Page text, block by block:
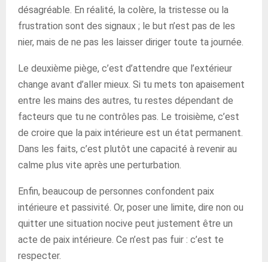
désagréable. En réalité, la colère, la tristesse ou la
frustration sont des signaux ; le but n’est pas de les
nier, mais de ne pas les laisser diriger toute ta journée.
Le deuxième piège, c’est d’attendre que l’extérieur
change avant d’aller mieux. Si tu mets ton apaisement
entre les mains des autres, tu restes dépendant de
facteurs que tu ne contrôles pas. Le troisième, c’est
de croire que la paix intérieure est un état permanent.
Dans les faits, c’est plutôt une capacité à revenir au
calme plus vite après une perturbation.
Enfin, beaucoup de personnes confondent paix
intérieure et passivité. Or, poser une limite, dire non ou
quitter une situation nocive peut justement être un
acte de paix intérieure. Ce n’est pas fuir : c’est te
respecter.